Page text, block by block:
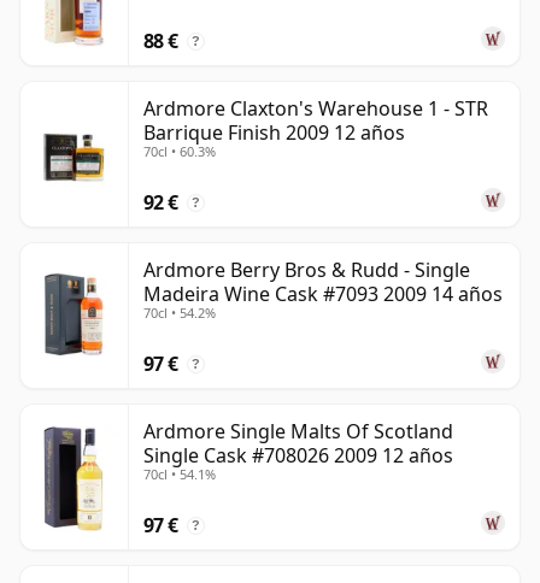
88 € ?
Ardmore Claxton's Warehouse 1 - STR
Barrique Finish 2009 12 años
70cl • 60.3%
92 € ?
Ardmore Berry Bros & Rudd - Single
Madeira Wine Cask #7093 2009 14 años
70cl • 54.2%
97 € ?
Ardmore Single Malts Of Scotland
Single Cask #708026 2009 12 años
70cl • 54.1%
97 € ?